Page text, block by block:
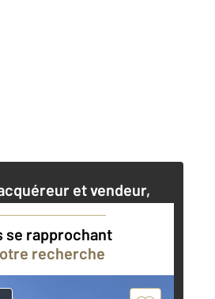
et vendeur,
l'agence
se rapprochant
recherche